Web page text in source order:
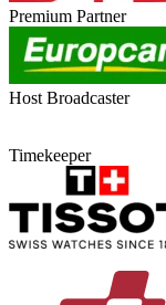
Premium Partner
Host Broadcaster
Timekeeper